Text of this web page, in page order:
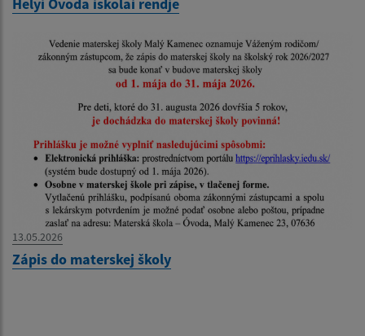
13.05.2026
Zápis do materskej školy